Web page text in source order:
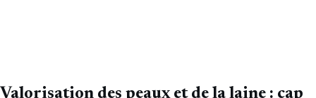
Valorisation des peaux et de la laine : cap